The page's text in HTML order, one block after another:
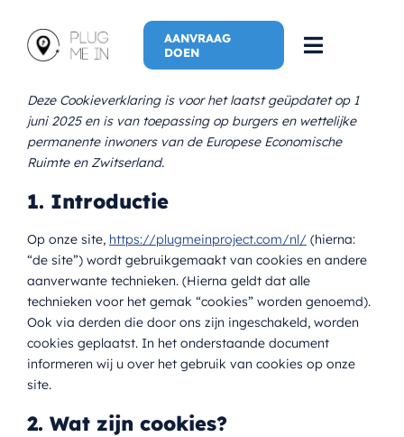
content
AANVRAAG
DOEN
Toggle
Home
Plug Me In
Nieuwe
Meer
Deze Cookieverklaring is voor het laatst geüpdatet op 1
juni 2025 en is van toepassing op burgers en wettelijke
permanente inwoners van de Europese Economische
Ruimte en Zwitserland.
1. Introductie
Op onze site, https://plugmeinproject.com/nl/ (hierna:
“de site”) wordt gebruikgemaakt van cookies en andere
aanverwante technieken. (Hierna geldt dat alle
technieken voor het gemak “cookies” worden genoemd).
Ook via derden die door ons zijn ingeschakeld, worden
cookies geplaatst. In het onderstaande document
informeren wij u over het gebruik van cookies op onze
site.
2. Wat zijn cookies?